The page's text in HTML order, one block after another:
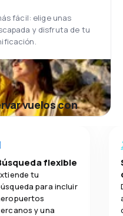
fácil: elige unas
y disfruta de tu
vuelos con
flexible
tu
para incluir
y una